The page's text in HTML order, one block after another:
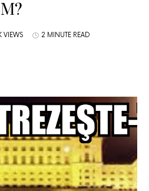
VIEWS 2 MINUTE READ